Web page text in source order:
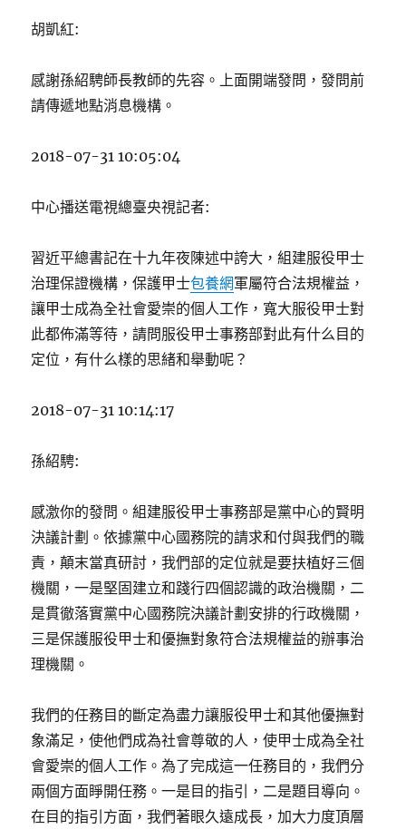
胡凱紅:
感謝孫紹騁師長教師的先容。上面開端發問，發問前
請傳遞地點消息機構。
2018-07-31 10:05:04
中心播送電視總臺央視記者:
習近平總書記在十九年夜陳述中誇大，組建服役甲士
治理保證機構，保護甲士包養網軍屬符合法規權益，
讓甲士成為全社會愛崇的個人工作，寬大服役甲士對
此都佈滿等待，請問服役甲士事務部對此有什么目的
定位，有什么樣的思緒和舉動呢？
2018-07-31 10:14:17
孫紹騁:
感激你的發問。組建服役甲士事務部是黨中心的賢明
決議計劃。依據黨中心國務院的請求和付與我們的職
責，顛末當真研討，我們部的定位就是要扶植好三個
機關，一是堅固建立和踐行四個認識的政治機關，二
是貫徹落實黨中心國務院決議計劃安排的行政機關，
三是保護服役甲士和優撫對象符合法規權益的辦事治
理機關。
我們的任務目的斷定為盡力讓服役甲士和其他優撫對
象滿足，使他們成為社會尊敬的人，使甲士成為全社
會愛崇的個人工作。為了完成這一任務目的，我們分
兩個方面睜開任務。一是目的指引，二是題目導向。
在目的指引方面，我們著眼久遠成長，加大力度頂層